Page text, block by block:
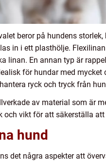
beror på hundens
in i ett plasthölje.
linan. En annan typ är
för hundar med
ryck och tryck från
av material som är
vikt för att säkerställa
hund
det några aspekter att